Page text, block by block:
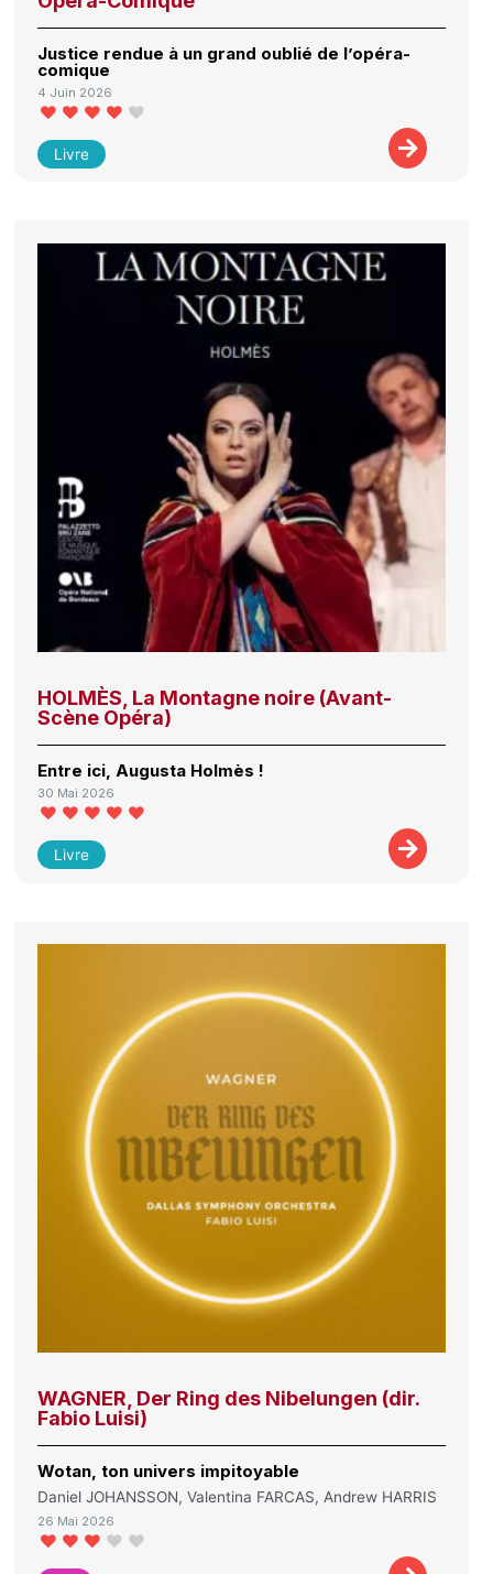
Justice rendue à un grand oublié de l’opéra-
comique
4 Juin 2026
Livre
HOLMÈS, La Montagne noire (Avant-
Scène Opéra)
Entre ici, Augusta Holmès !
30 Mai 2026
Livre
WAGNER, Der Ring des Nibelungen (dir.
Fabio Luisi)
Wotan, ton univers impitoyable
Daniel JOHANSSON, Valentina FARCAS, Andrew HARRIS
26 Mai 2026